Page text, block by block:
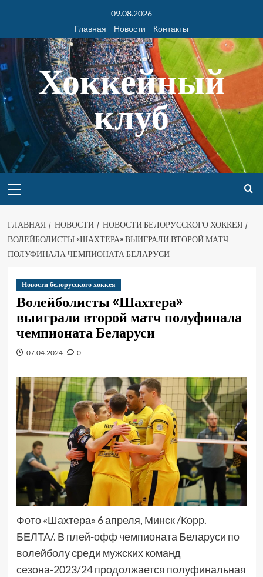
09.08.2026
Главная
Новости Контакты
Хоккейный
клуб
ГЛАВНАЯ НОВОСТИ
НОВОСТИ БЕЛОРУССКОГО ХОККЕЯ
ВОЛЕЙБОЛИСТЫ «ШАХТЕРА» ВЫИГРАЛИ ВТОРОЙ МАТЧ
ПОЛУФИНАЛА ЧЕМПИОНАТА БЕЛАРУСИ
Новости белорусского хоккея
Волейболисты «Шахтера»
выиграли второй матч полуфинала
чемпионата Беларуси
07.04.2024 0
Фото «Шахтера» 6 апреля, Минск /Корр.
БЕЛТА/. В плей-офф чемпионата Беларуси по
волейболу среди мужских команд
сезона-2023/24 продолжается полуфинальная